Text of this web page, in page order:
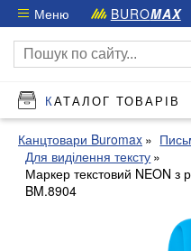
Меню BUROMAX
КАТАЛОГ ТОВАРІВ
Канцтовари Buromax
Для виділення тексту
Маркер текстовий NEON з
BM.8904